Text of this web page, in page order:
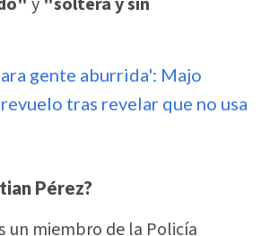
gente aburrida': Majo
tras revelar que no usa
Pérez?
un miembro de la Policía